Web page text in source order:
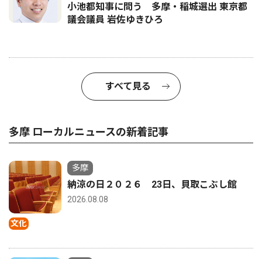
小池都知事に問う 多摩・稲城選出 東京都
議会議員 岩佐ゆきひろ
すべて見る
多摩 ローカルニュースの新着記事
文化
多摩
納涼の日２０２６ 23日、貝取こぶし館
2026.08.08